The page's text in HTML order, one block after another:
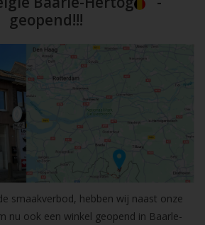
geopend!!!
smaakverbod, hebben wij naast onze
nu ook een winkel geopend in Baarle-